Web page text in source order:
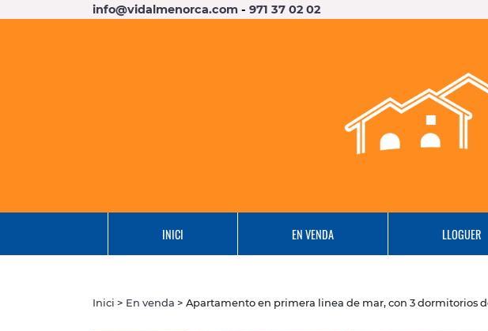
info@vidalmenorca.com - 971 37 02 02
INICI EN VENDA LLOGUER
Inici > En venda > Apartamento en primera linea de mar, con 3 dormitorios